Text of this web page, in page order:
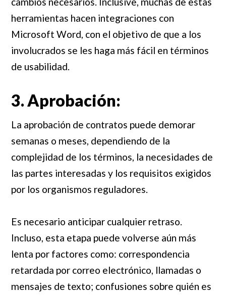
herramientas hacen integraciones con
Microsoft Word, con el objetivo de que a los
involucrados se les haga más fácil en términos
de usabilidad.
3. Aprobación:
La aprobación de contratos puede demorar
semanas o meses, dependiendo de la
complejidad de los términos, la necesidades de
las partes interesadas y los requisitos exigidos
por los organismos reguladores.
Es necesario anticipar cualquier retraso.
Incluso, esta etapa puede volverse aún más
lenta por factores como: correspondencia
retardada por correo electrónico, llamadas o
mensajes de texto; confusiones sobre quién es